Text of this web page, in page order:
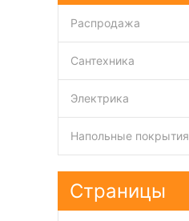
Распродажа
Сантехника
Электрика
Напольные покрытия
Страницы